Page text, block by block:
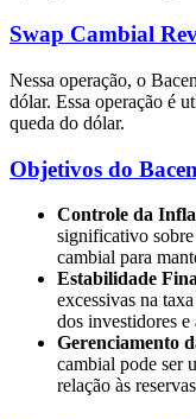
Swap Cambial
Nessa operação, o
dólar. Essa operação é
queda do dólar.
Objetivos do
Controle da
significativo
cambial para
Estabilidade
excessivas na
dos investidores e
Gerenciamento
cambial pode ser
relação às